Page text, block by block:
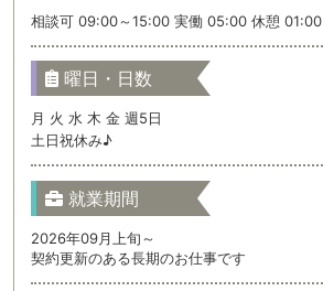
相談可 09:00～15:00 実働 05:00 休憩 01:00
曜日・日数
月 火 水 木 金 週5日
土日祝休み♪
就業期間
2026年09月上旬～
契約更新のある長期のお仕事です